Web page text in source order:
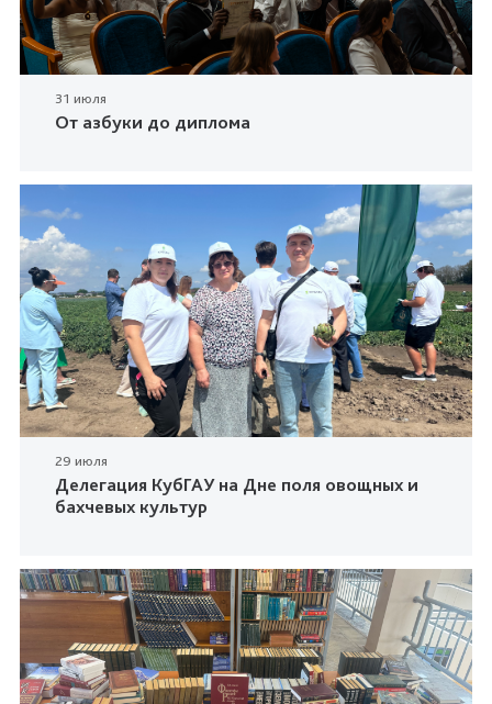
31 июля
От азбуки до диплома
29 июля
Делегация КубГАУ на Дне поля овощных и
бахчевых культур